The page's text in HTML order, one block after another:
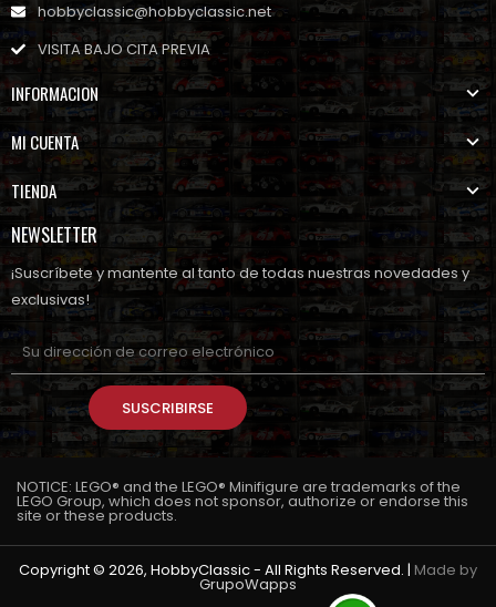
hobbyclassic@hobbyclassic.net
VISITA BAJO CITA PREVIA
INFORMACION
MI CUENTA
TIENDA
NEWSLETTER
¡Suscríbete y mantente al tanto de todas nuestras novedades y
exclusivas!
SUSCRIBIRSE
NOTICE: LEGO® and the LEGO® Minifigure are trademarks of the
LEGO Group, which does not sponsor, authorize or endorse this
site or these products.
Copyright © 2026, HobbyClassic - All Rights Reserved. | Made by
GrupoWapps